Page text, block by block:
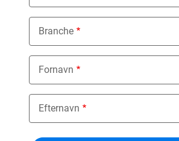
Branche
Nothing selected
Fornavn
Efternavn